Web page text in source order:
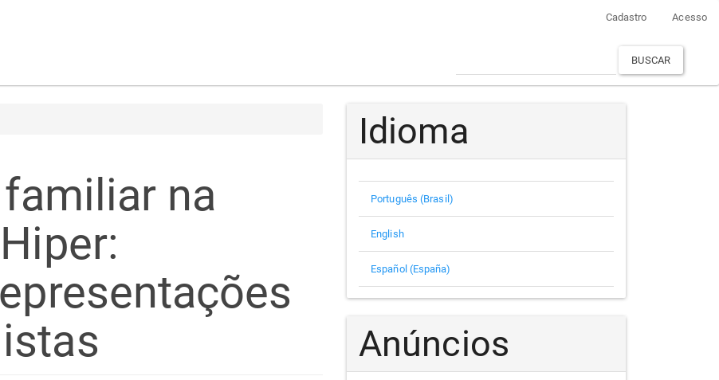
Cadastro Acesso
BUSCAR
na
Idioma
Português (Brasil)
English
Español (España)
Anúncios